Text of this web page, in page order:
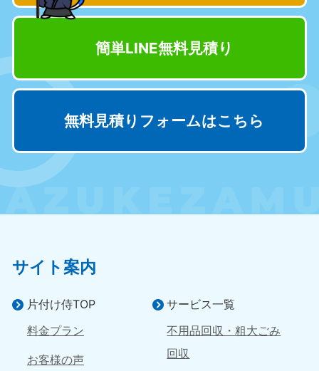
簡単LINE無料見積り
無料見積りフォームはこちら
9:00〜19:00 年中無休 9:00〜19:00 年中無休
奈良県
050-1881-5249
三重県
050-1881-5254
050-1881-5253
9:00〜19:00 年中無休
050-1881-5252
9:00〜19:00 年中無休
和歌山県
050-1881-5248
050-1881-5146
050-1881-5144 050-1881-5156
9:00〜19:00 年中無休
サイト案内
片付け侍TOP
料金プラン
お客様の声
サービス一覧
不用品回収・粗大ごみ
回収